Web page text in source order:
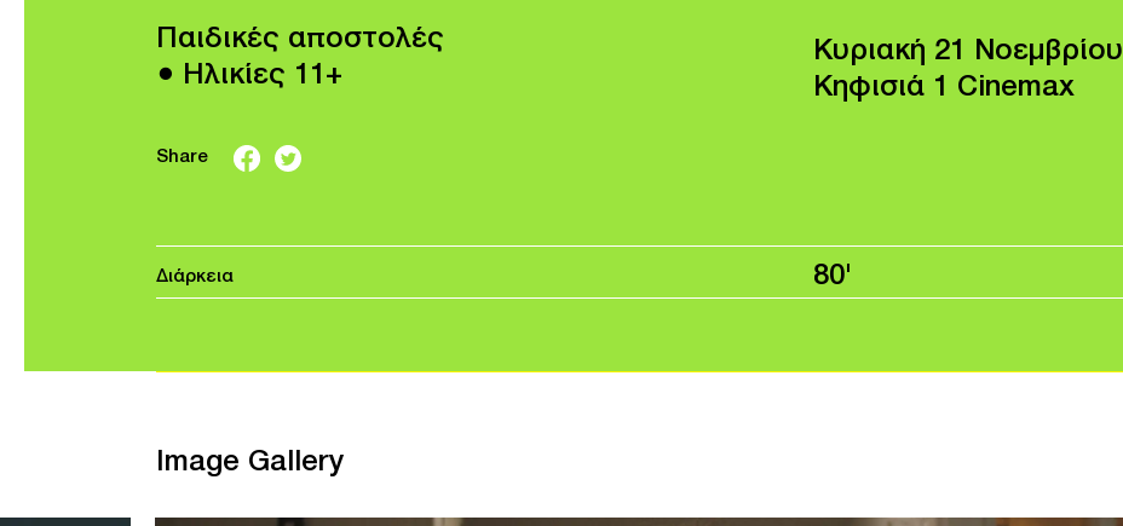
Παιδικές αποστολές
● Ηλικίες 11+
Share
Κυριακή 21 Νοεμβρίου
Κηφισιά 1 Cinemax
Διάρκεια 80'
Image Gallery